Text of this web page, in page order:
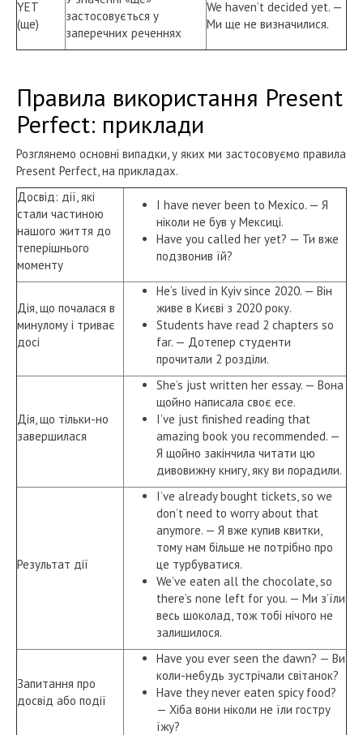
YET
(ще)
застосовується у
заперечних реченнях
We haven’t decided yet. —
Ми ще не визначилися.
Правила використання Present
Perfect: приклади
Розглянемо основні випадки, у яких ми застосовуємо правила
Present Perfect, на прикладах.
Досвід: дії, які
стали частиною
нашого життя до
теперішнього
моменту
I have never been to Mexico. — Я
ніколи не був у Мексиці.
Have you called her yet? — Ти вже
подзвонив їй?
Дія, що почалася в
минулому і триває
досі
He’s lived in Kyiv since 2020. — Він
живе в Києві з 2020 року.
Students have read 2 chapters so
far. — Дотепер студенти
прочитали 2 розділи.
Дія, що тільки-но
завершилася
She’s just written her essay. — Вона
щойно написала своє есе.
I’ve just finished reading that
amazing book you recommended. —
Я щойно закінчила читати цю
дивовижну книгу, яку ви порадили.
Результат дії
I’ve already bought tickets, so we
don’t need to worry about that
anymore. — Я вже купив квитки,
тому нам більше не потрібно про
це турбуватися.
We’ve eaten all the chocolate, so
there’s none left for you. — Ми з’їли
весь шоколад, тож тобі нічого не
залишилося.
Запитання про
досвід або події
Have you ever seen the dawn? — Ви
коли-небудь зустрічали світанок?
Have they never eaten spicy food?
— Хіба вони ніколи не їли гостру
їжу?